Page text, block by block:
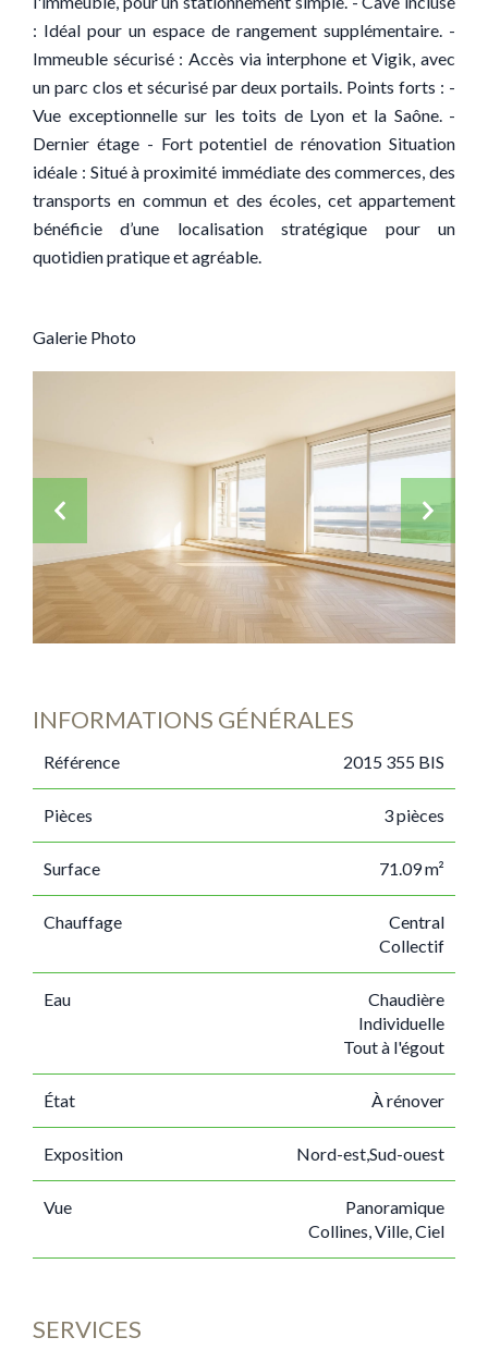
: Idéal pour un espace de rangement supplémentaire. -
Immeuble sécurisé : Accès via interphone et Vigik, avec
un parc clos et sécurisé par deux portails. Points forts : -
Vue exceptionnelle sur les toits de Lyon et la Saône. -
Dernier étage - Fort potentiel de rénovation Situation
idéale : Situé à proximité immédiate des commerces, des
transports en commun et des écoles, cet appartement
bénéficie d’une localisation stratégique pour un
quotidien pratique et agréable.
Galerie Photo
INFORMATIONS GÉNÉRALES
Référence 2015 355 BIS
Pièces 3 pièces
Surface 71.09 m²
Chauffage
Central
Collectif
Eau
Chaudière
Individuelle
Tout à l'égout
État À rénover
Exposition Nord-est,Sud-ouest
Vue
Panoramique
Collines, Ville, Ciel
SERVICES